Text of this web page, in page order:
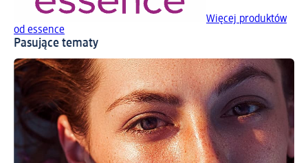
Więcej produktów
od essence
Pasujące tematy